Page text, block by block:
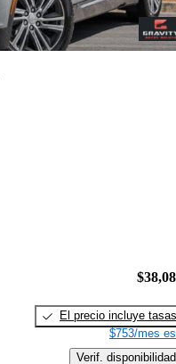
El precio incluye tasas
$753/mes
Verif. disponibilidad